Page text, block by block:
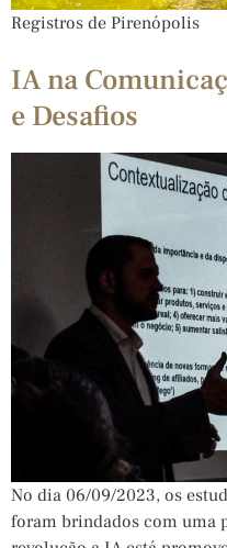
Registros de Pirenópolis
IA na
e Desafios
No dia 06/09/2023, os
foram brindados com uma